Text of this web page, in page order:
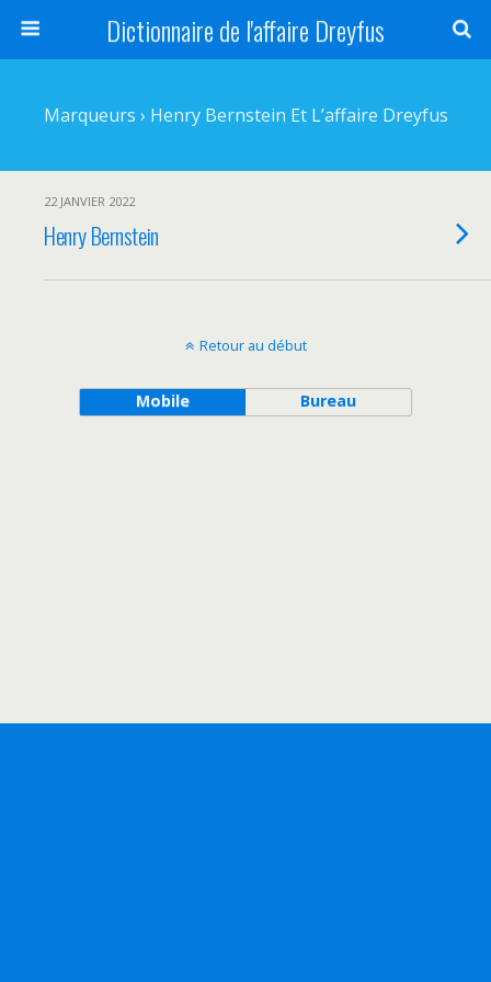
Dictionnaire de l'affaire Dreyfus
Marqueurs › Henry Bernstein Et L’affaire Dreyfus
22 JANVIER 2022
Henry Bernstein
Retour au début
Mobile Bureau